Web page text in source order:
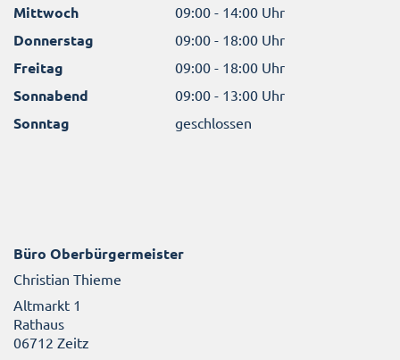
Mittwoch 09:00 - 14:00 Uhr
Donnerstag 09:00 - 18:00 Uhr
Freitag 09:00 - 18:00 Uhr
Sonnabend 09:00 - 13:00 Uhr
Sonntag geschlossen
Büro Oberbürgermeister
Christian Thieme
Altmarkt 1
Rathaus
06712 Zeitz